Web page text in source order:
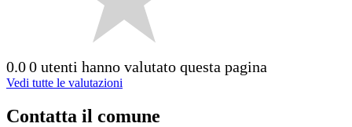
0.00 utenti hanno valutato questa pagina
Vedi tutte le valutazioni
Contatta il comune